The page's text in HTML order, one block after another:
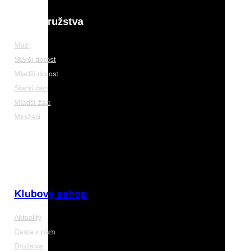
Naše družstva
Muži
Starší dorost
Mladší dorost
Starší žáci
Mladší žáci
Minižáci
Klubový eshop
Aktuality
Cesta k nám
Družstva